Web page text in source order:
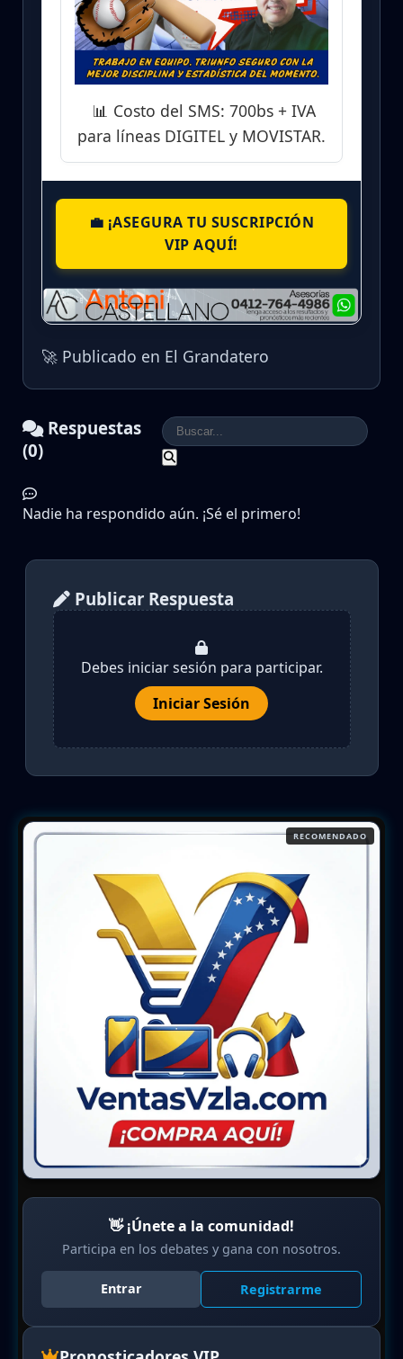
📊 Costo del SMS: 700bs + IVA
para líneas DIGITEL y MOVISTAR.
💼 ¡ASEGURA TU SUSCRIPCIÓN
VIP AQUÍ!
🚀 Publicado en El Grandatero
Respuestas
(0)
Nadie ha respondido aún. ¡Sé el primero!
Publicar Respuesta
Debes iniciar sesión para participar.
Iniciar Sesión
RECOMENDADO
👋 ¡Únete a la comunidad!
Participa en los debates y gana con nosotros.
Entrar Registrarme